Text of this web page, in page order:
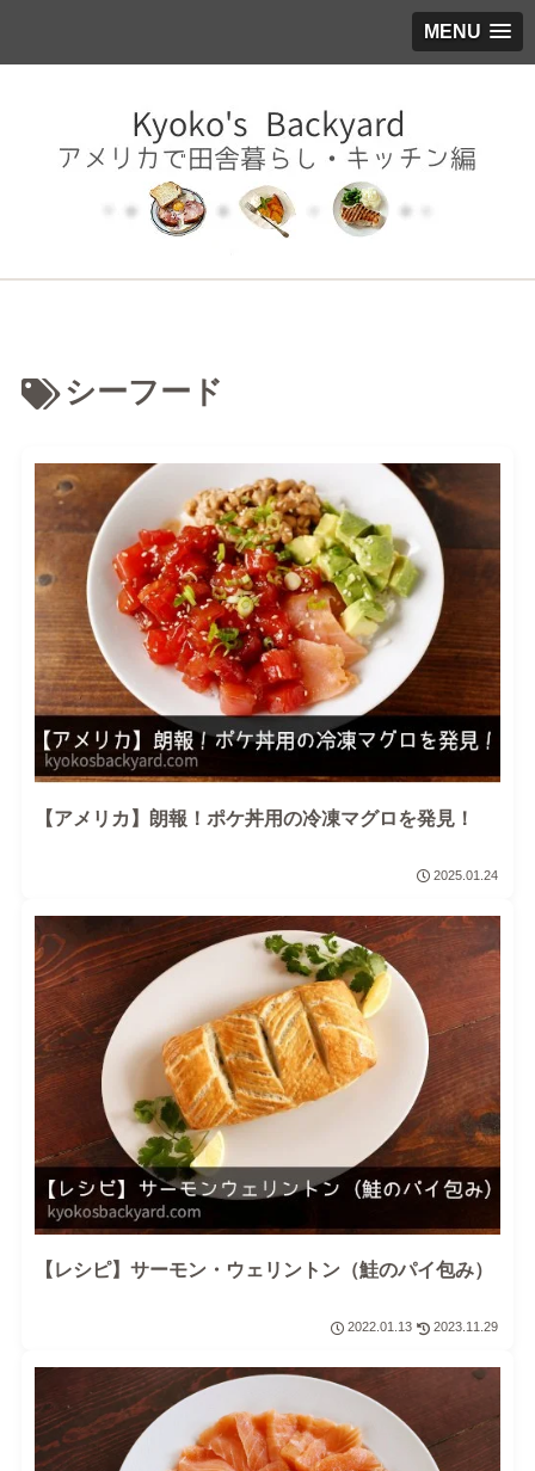
MENU
シーフード
【アメリカ】朗報！ポケ丼用の冷凍マグロを発見！
2025.01.24
【レシピ】サーモン・ウェリントン（鮭のパイ包み）
2022.01.13 2023.11.29